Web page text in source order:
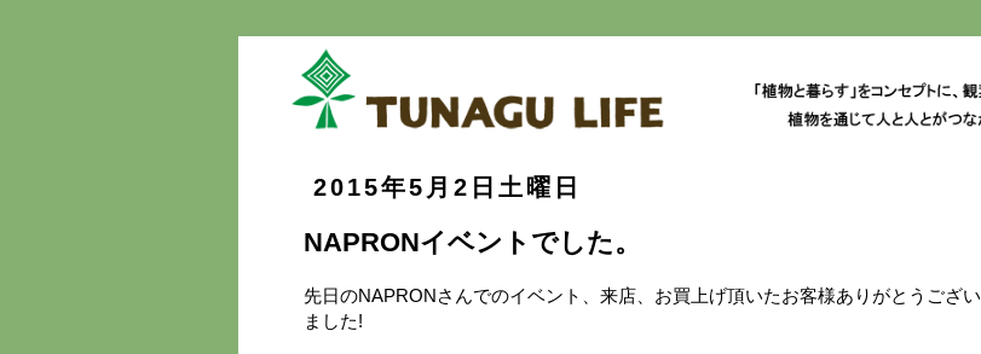
2015年5月2日土曜日
NAPRONイベントでした。
先日のNAPRONさんでのイベント、来店、お買上げ頂いたお客様ありがとうござい
ました!